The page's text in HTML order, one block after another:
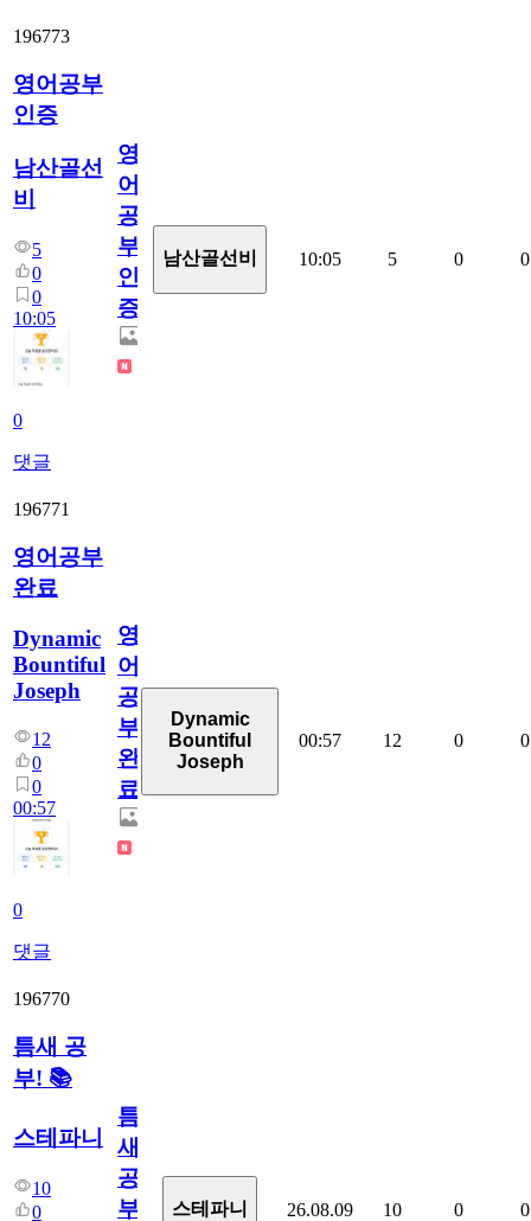
196773
영어공부
인증
남산골선
비
5
0
0
10:05
0
댓글
영
어
공
부
인
증
남산골선비 10:05 5 0 0
196771
영어공부
완료
Dynamic
Bountiful
Joseph
12
0
0
00:57
0
댓글
영
어
공
부
완
료
Dynamic
Bountiful
Joseph
00:57 12 0 0
196770
틈새 공
부! 📚
스테파니
10
0
틈
새
공
부!
스테파니 26.08.09 10 0 0